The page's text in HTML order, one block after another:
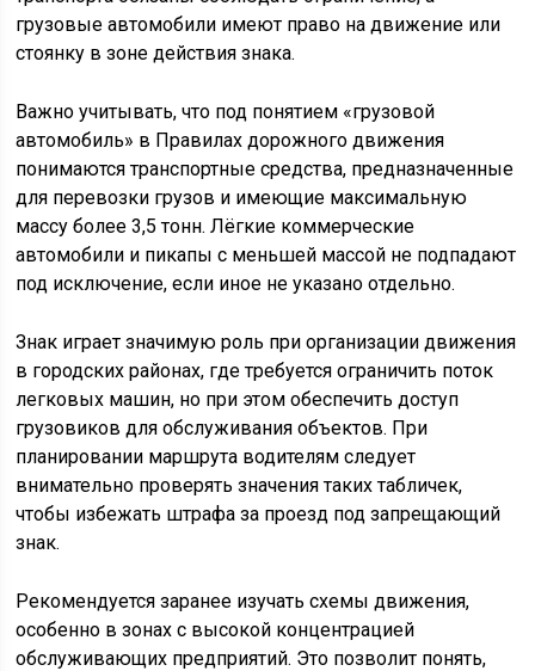
грузовые автомобили имеют право на движение или
стоянку в зоне действия знака.
Важно учитывать, что под понятием «грузовой
автомобиль» в Правилах дорожного движения
понимаются транспортные средства, предназначенные
для перевозки грузов и имеющие максимальную
массу более 3,5 тонн. Лёгкие коммерческие
автомобили и пикапы с меньшей массой не подпадают
под исключение, если иное не указано отдельно.
Знак играет значимую роль при организации движения
в городских районах, где требуется ограничить поток
легковых машин, но при этом обеспечить доступ
грузовиков для обслуживания объектов. При
планировании маршрута водителям следует
внимательно проверять значения таких табличек,
чтобы избежать штрафа за проезд под запрещающий
знак.
Рекомендуется заранее изучать схемы движения,
особенно в зонах с высокой концентрацией
обслуживающих предприятий. Это позволит понять,